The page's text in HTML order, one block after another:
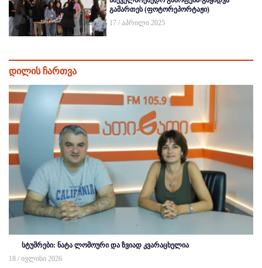
გამართეს (ფოტორეპორტაჟი)
17 / აპრილი 2025
დილის ჩართვა
სტუმრები: ნატა ლომოური და ზვიად კვარაცხელია
18 / ივლისი 2026